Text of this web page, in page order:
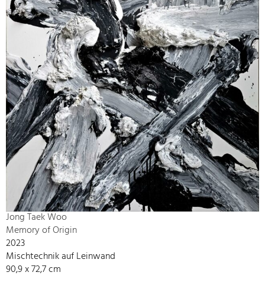
Jong Taek Woo
Memory of Origin
2023
Mischtechnik auf Leinwand
90,9 x 72,7 cm